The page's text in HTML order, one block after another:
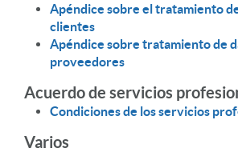
Apéndice sobre el tratamiento
clientes
Apéndice sobre tratamiento de
proveedores
Acuerdo de servicios
Condiciones de los servicios
Varios